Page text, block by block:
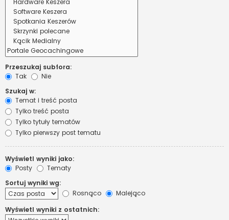
Przeszukaj subfora:
Tak
Nie
Szukaj w:
Temat i treść posta
Tylko treść posta
Tylko tytuły tematów
Tylko pierwszy post tematu
Wyświetl wyniki jako:
Posty
Tematy
Sortuj wyniki wg:
Rosnąco
Malejąco
Wyświetl wyniki z ostatnich: